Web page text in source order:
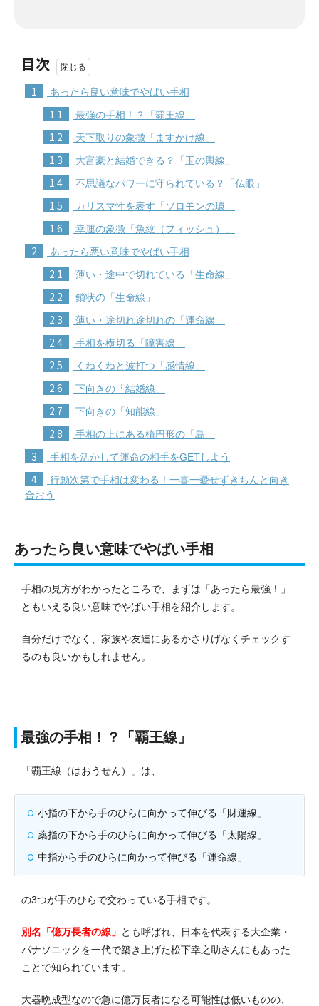
目次
1 あったら良い意味でやばい手相
1.1 最強の手相！？「覇王線」
1.2 天下取りの象徴「ますかけ線」
1.3 大富豪と結婚できる？「玉の輿線」
1.4 不思議なパワーに守られている？「仏眼」
1.5 カリスマ性を表す「ソロモンの環」
1.6 幸運の象徴「魚紋（フィッシュ）」
2 あったら悪い意味でやばい手相
2.1 薄い・途中で切れている「生命線」
2.2 鎖状の「生命線」
2.3 薄い・途切れ途切れの「運命線」
2.4 手相を横切る「障害線」
2.5 くねくねと波打つ「感情線」
2.6 下向きの「結婚線」
2.7 下向きの「知能線」
2.8 手相の上にある楕円形の「島」
3 手相を活かして運命の相手をGETしよう
4
行動次第で手相は変わる！一喜一憂せずきちんと向き
合おう
あったら良い意味でやばい手相
手相の見方がわかったところで、まずは「あったら最強！」
ともいえる良い意味でやばい手相を紹介します。
自分だけでなく、家族や友達にあるかさりげなくチェックす
るのも良いかもしれません。
最強の手相！？「覇王線」
「覇王線（はおうせん）」は、
小指の下から手のひらに向かって伸びる「財運線」
薬指の下から手のひらに向かって伸びる「太陽線」
中指から手のひらに向かって伸びる「運命線」
の3つが手のひらで交わっている手相です。
別名「億万長者の線」 とも呼ばれ、日本を代表する大企業・
パナソニックを一代で築き上げた松下幸之助さんにもあった
ことで知られています。
大器晩成型なので急に億万長者になる可能性は低いものの、